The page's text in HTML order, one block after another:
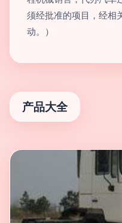
须经批准的项目，经相
动。）
产品大全